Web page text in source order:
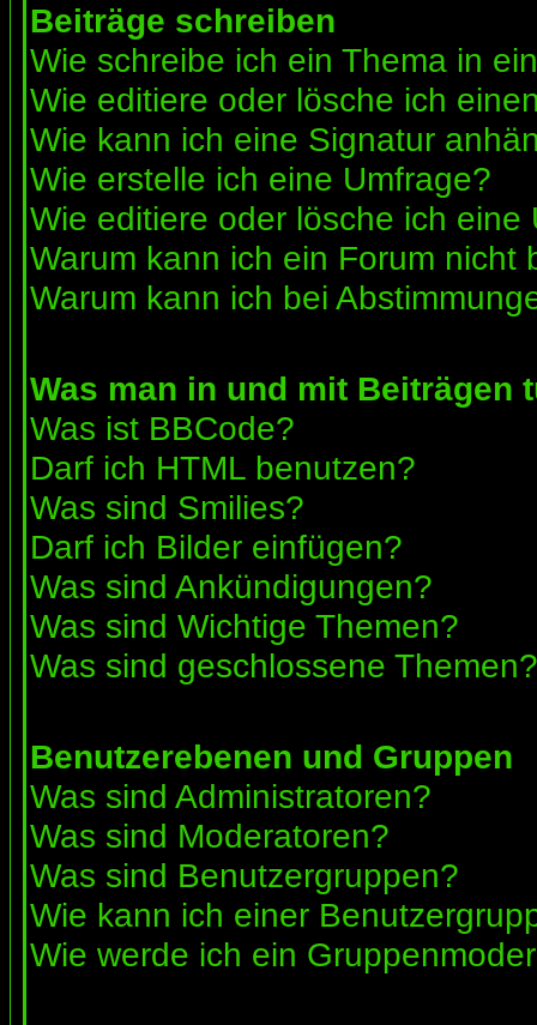
Beiträge schreiben
Wie schreibe ich ein Thema in
Wie editiere oder lösche ich
Wie kann ich eine Signatur
Wie erstelle ich eine Umfrage?
Wie editiere oder lösche ich eine
Warum kann ich ein Forum nicht
Warum kann ich bei
Was man in und mit Beiträgen
Was ist BBCode?
Darf ich HTML benutzen?
Was sind Smilies?
Darf ich Bilder einfügen?
Was sind Ankündigungen?
Was sind Wichtige Themen?
Was sind geschlossene Themen?
Benutzerebenen und Gruppen
Was sind Administratoren?
Was sind Moderatoren?
Was sind Benutzergruppen?
Wie kann ich einer
Wie werde ich ein